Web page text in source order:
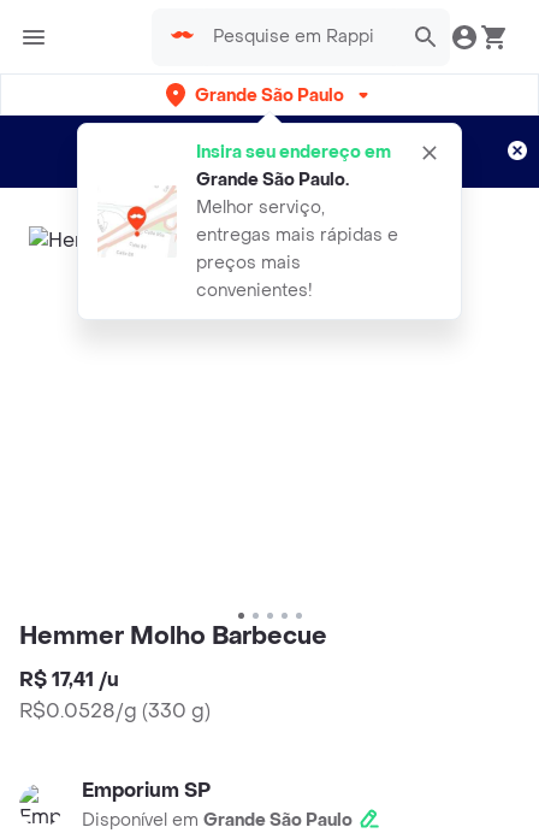
Grande São Paulo
Insira seu endereço em
Grande São Paulo.
Melhor serviço,
entregas mais rápidas e
preços mais
convenientes!
Entregas grátis por 15 dias!
Aplicam T&C
Hemmer Molho Barbecue
R$ 17,41 /u
R$0.0528/g (330 g)
Emporium SP
Disponível em Grande São Paulo